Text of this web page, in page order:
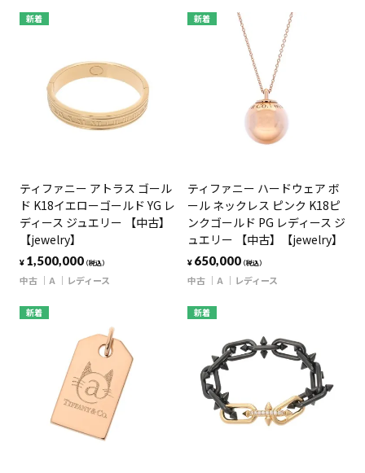
新着
ティファニー アトラス ゴール
ド K18イエローゴールド YG レ
ディース ジュエリー 【中古】
【jewelry】
¥ 1,500,000（税込）
中古 A レディース
新着
ティファニー ハードウェア ボ
ール ネックレス ピンク K18ピ
ンクゴールド PG レディース ジ
ュエリー 【中古】【jewelry】
¥ 650,000（税込）
中古 A レディース
新着 新着